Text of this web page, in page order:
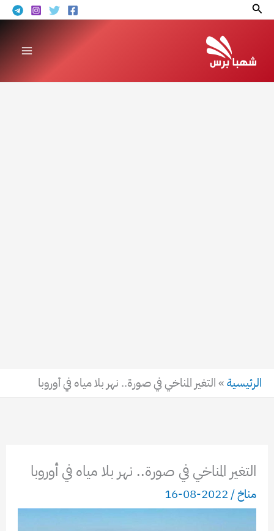
تخطيالبحث
الرئيسية»التغير المناخي في صورة.. نهر بلا مياه في أوروبا
التغير المناخي في صورة.. نهر بلا مياه في أوروبا
مناخ/
2022-08-16